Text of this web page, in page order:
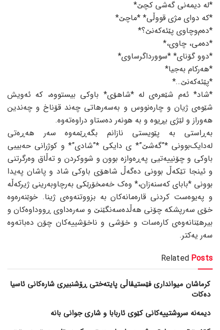
*لە دیمەنی گەشی کچێ*
*کە دوای مژی قووڵی* *ماچێ*
*دەم‌وچاوی پێئەکەنێ؟*
*دەمی، چاوی،*
*دوو گۆنای* *سوورداگرساوی*
*هەرکام بەجیا*
*پێئەکەنێ…*
*شاد* ئەم شێعرەی لە *شاهۆی* باوکی بیستووە، کە ئەویش
شێوەی ژیان و چارەنووس و بەسەرهاتی چەند قۆناخ و چەندین
هەوراز و لێژی بڕیوە و بە هونەر دەستاو دراوەتەوە.
بەڕاستی بە پێویستی نازانم بگەڕێمەوە سەر هەڕەتی
لەدایک‌بوونی *”گەشێ”* ی دایکی *”شادی”* و کوژرانی حەبیبی
باوکی و چۆنییەتیی پەڕەوازە بوون و شووکردن و تەڵاق وەرگرتنی
و ئینجا تێکەڵ بوونی دەگەڵ شاهۆی باوکی شاد و پاشان پەیدا
بوونی *بابای کەسنەزان،* وەک خەمخۆرێکی بەرچاوبەرینی ژیرکەڵە
و پەیوەست کردنی قارەمانەکان بە بزووتنەوەی ژینا. خوێنەرەوە
خۆی سەرپشکە چۆنی هەڵدەسەنگێنێ و سەرەداوی ڕووداوەکان و
بیرهێنانەوەی کارەسات و خۆشی و ناخۆشییەکان چۆن دەباتەوە
سەر یەکتر.
Related Posts
کرماشان میوانداری فێستیڤاڵی پایتەختی ڕۆشنبیری شارەکانی ئاسیا
دەکات